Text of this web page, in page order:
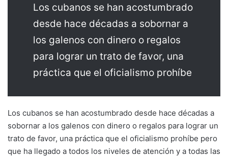
Los cubanos se han acostumbrado
desde hace décadas a sobornar a
los galenos con dinero o regalos
para lograr un trato de favor, una
práctica que el oficialismo prohíbe
Los cubanos se han acostumbrado desde hace décadas a
sobornar a los galenos con dinero o regalos para lograr un
trato de favor, una práctica que el oficialismo prohíbe pero
que ha llegado a todos los niveles de atención y a todas las